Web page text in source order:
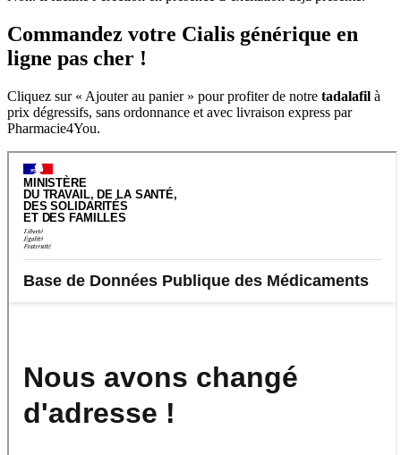
Commandez votre Cialis générique en
ligne pas cher !
Cliquez sur « Ajouter au panier » pour profiter de notre tadalafil à
prix dégressifs, sans ordonnance et avec livraison express par
Pharmacie4You.